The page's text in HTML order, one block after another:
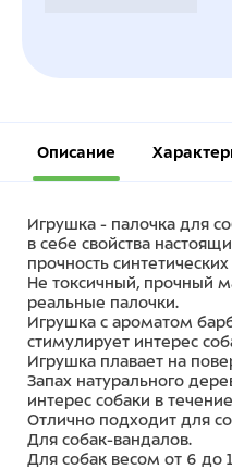
Описание
Игрушка - палочка для
в себе свойства
прочность
Не токсичный, прочный
реальные палочки.
Игрушка с ароматом
стимулирует интерес
Игрушка плавает на
Запах натурального
интерес собаки в
Отлично подходит для
Для собак-вандалов.
Для собак весом от 6 до